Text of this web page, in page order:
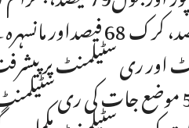
اور ری سٹیلمنٹ پر